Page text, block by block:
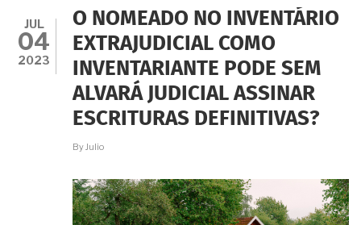
BENS
DEIXADOS
PELO
FALECIDO:
INVENTÁRIO
JUDICIAL
OU
INVENTÁRIO
EXTRAJUDICIAL?
JUL
04
2023
O NOMEADO NO INVENTÁRIO
EXTRAJUDICIAL COMO
INVENTARIANTE PODE SEM
ALVARÁ JUDICIAL ASSINAR
ESCRITURAS DEFINITIVAS?
ByJulio